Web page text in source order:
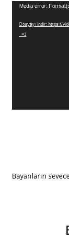
Video
Media error:
Dosyayı indir: https://
_=1
Bayanların